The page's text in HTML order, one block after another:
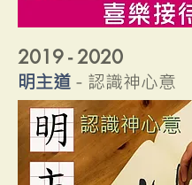
​2019 - 2020
明主道 - 認識神心意